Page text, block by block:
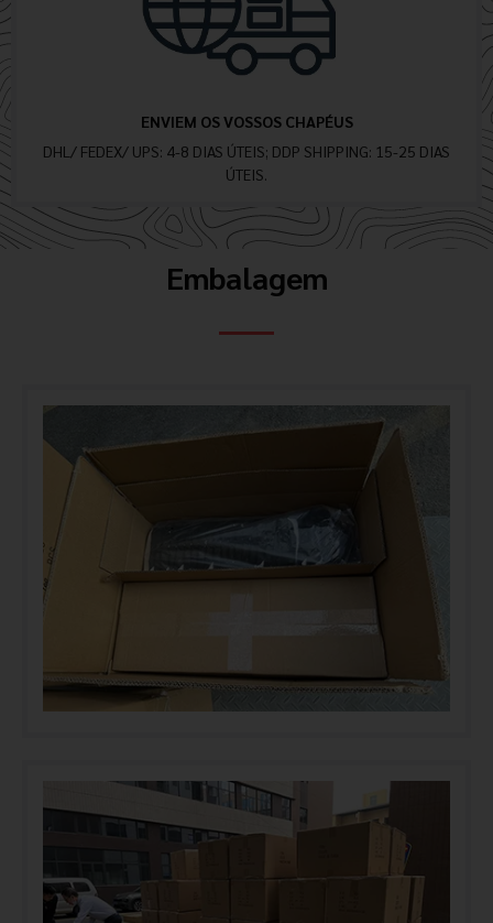
ENVIEM OS VOSSOS CHAPÉUS
DHL/ FEDEX/ UPS: 4-8 DIAS ÚTEIS; DDP SHIPPING: 15-25 DIAS
ÚTEIS.
Embalagem